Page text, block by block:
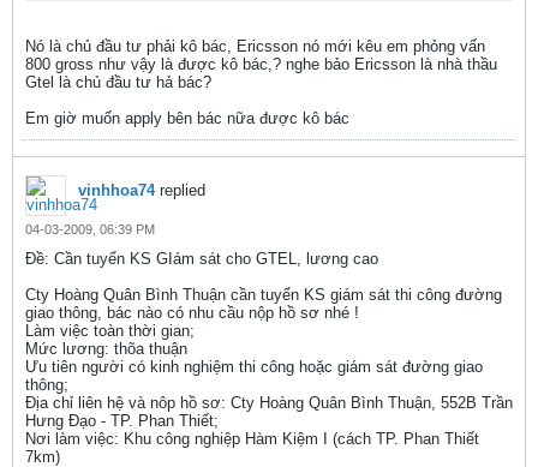
Nó là chủ đầu tư phải kô bác, Ericsson nó mới kêu em phỏng vấn
800 gross như vậy là được kô bác,? nghe bảo Ericsson là nhà thầu
Gtel là chủ đầu tư hả bác?
Em giờ muốn apply bên bác nữa được kô bác
vinhhoa74replied
04-03-2009, 06:39 PM
Ðề: Cần tuyển KS GIám sát cho GTEL, lương cao
Cty Hoàng Quân Bình Thuận cần tuyển KS giám sát thi công đường
giao thông, bác nào có nhu cầu nộp hồ sơ nhé !
Làm việc toàn thời gian;
Mức lương: thõa thuận
Ưu tiên người có kinh nghiệm thi công hoặc giám sát đường giao
thông;
Địa chỉ liên hệ và nôp hồ sơ: Cty Hoàng Quân Bình Thuận, 552B Trần
Hưng Đạo - TP. Phan Thiết;
Nơi làm việc: Khu công nghiệp Hàm Kiệm I (cách TP. Phan Thiết
7km)